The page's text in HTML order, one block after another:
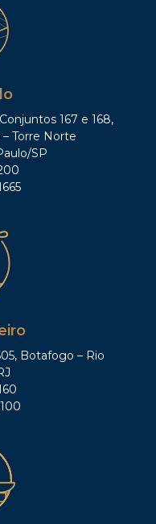
167 e 168,
Torre Norte
SP
Botafogo – Rio